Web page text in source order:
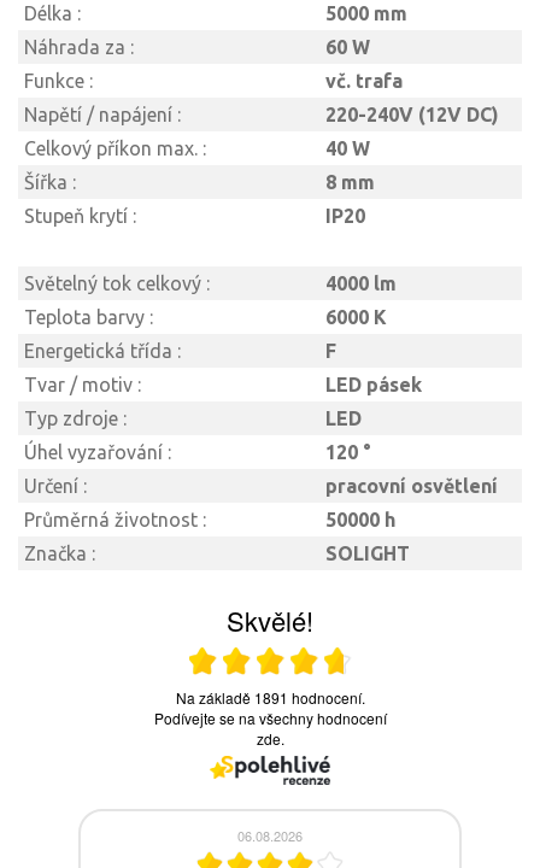
Délka :
5000 mm
Náhrada za :
60 W
Funkce :
vč. trafa
Napětí / napájení :
220-240V (12V DC)
Celkový příkon max. :
40 W
Šířka :
8 mm
Stupeň krytí :
IP20
Světelný tok celkový :
4000 lm
Teplota barvy :
6000 K
Energetická třída :
F
Tvar / motiv :
LED pásek
Typ zdroje :
LED
Úhel vyzařování :
120 °
Určení :
pracovní osvětlení
Průměrná životnost :
50000 h
Značka :
SOLIGHT